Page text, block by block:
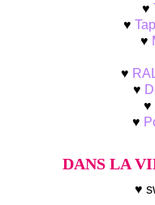
♥
♥
♥
♥
♥
♥
♥
DANS LA
♥